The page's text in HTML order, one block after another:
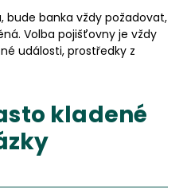
bude banka vždy požadovat,
Volba pojišťovny je vždy
události, prostředky z
kladené